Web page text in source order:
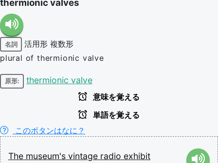
thermionic valves
名詞 活用形 複数形
plural of thermionic valve
原形: thermionic valve
意味を覚える
単語を覚える
このボタンはなに？
The museum's vintage radio exhibit